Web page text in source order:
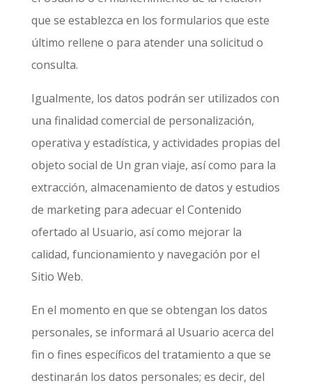
que se establezca en los formularios que este
último rellene o para atender una solicitud o
consulta.
Igualmente, los datos podrán ser utilizados con
una finalidad comercial de personalización,
operativa y estadística, y actividades propias del
objeto social de Un gran viaje, así como para la
extracción, almacenamiento de datos y estudios
de marketing para adecuar el Contenido
ofertado al Usuario, así como mejorar la
calidad, funcionamiento y navegación por el
Sitio Web.
En el momento en que se obtengan los datos
personales, se informará al Usuario acerca del
fin o fines específicos del tratamiento a que se
destinarán los datos personales; es decir, del